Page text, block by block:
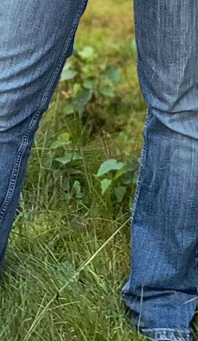
Vektorgrafik und Rastergrafik
& Datenbank-Spalte
Linien in Shapedatei-Layers
Linien anpassen
Abweichungen der historischen
hinzufügen
der Datenbank
Punkte nachträglich verschieben
zwischen
png usw. sindRasterdateien. Sie
Bilder mit vielen Farben und
eingescannte Karten liegen erstmal
damit nicht sehr viel anfangen.